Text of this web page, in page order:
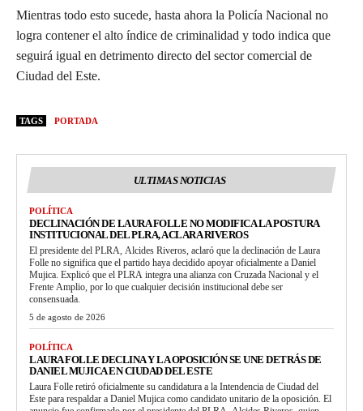
Mientras todo esto sucede, hasta ahora la Policía Nacional no
logra contener el alto índice de criminalidad y todo indica que
seguirá igual en detrimento directo del sector comercial de
Ciudad del Este.
TAGS PORTADA
ULTIMAS NOTICIAS
POLÍTICA
DECLINACIÓN DE LAURA FOLLE NO MODIFICA LA POSTURA
INSTITUCIONAL DEL PLRA, ACLARA RIVEROS
El presidente del PLRA, Alcides Riveros, aclaró que la declinación de Laura
Folle no significa que el partido haya decidido apoyar oficialmente a Daniel
Mujica. Explicó que el PLRA integra una alianza con Cruzada Nacional y el
Frente Amplio, por lo que cualquier decisión institucional debe ser
consensuada.
5 de agosto de 2026
POLÍTICA
LAURA FOLLE DECLINA Y LA OPOSICIÓN SE UNE DETRÁS DE
DANIEL MUJICA EN CIUDAD DEL ESTE
Laura Folle retiró oficialmente su candidatura a la Intendencia de Ciudad del
Este para respaldar a Daniel Mujica como candidato unitario de la oposición. El